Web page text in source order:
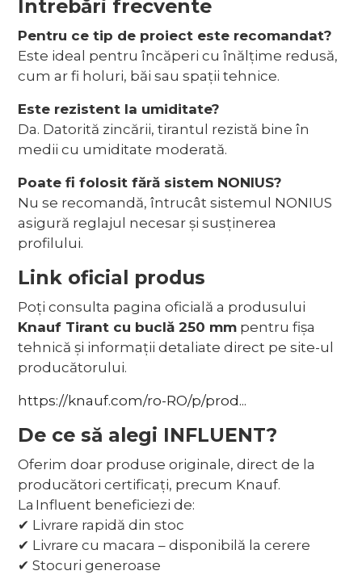
Întrebări frecvente
Pentru ce tip de proiect este recomandat?
Este ideal pentru încăperi cu înălțime redusă,
cum ar fi holuri, băi sau spații tehnice.
Este rezistent la umiditate?
Da. Datorită zincării, tirantul rezistă bine în
medii cu umiditate moderată.
Poate fi folosit fără sistem NONIUS?
Nu se recomandă, întrucât sistemul NONIUS
asigură reglajul necesar și susținerea
profilului.
Link oficial produs
Poți consulta pagina oficială a produsului
Knauf Tirant cu buclă 250 mm pentru fișa
tehnică și informații detaliate direct pe site-ul
producătorului.
https://knauf.com/ro-RO/p/prod...
De ce să alegi INFLUENT?
Oferim doar produse originale, direct de la
producători certificați, precum Knauf.
La Influent beneficiezi de:
✔ Livrare rapidă din stoc
✔ Livrare cu macara – disponibilă la cerere
✔ Stocuri generoase